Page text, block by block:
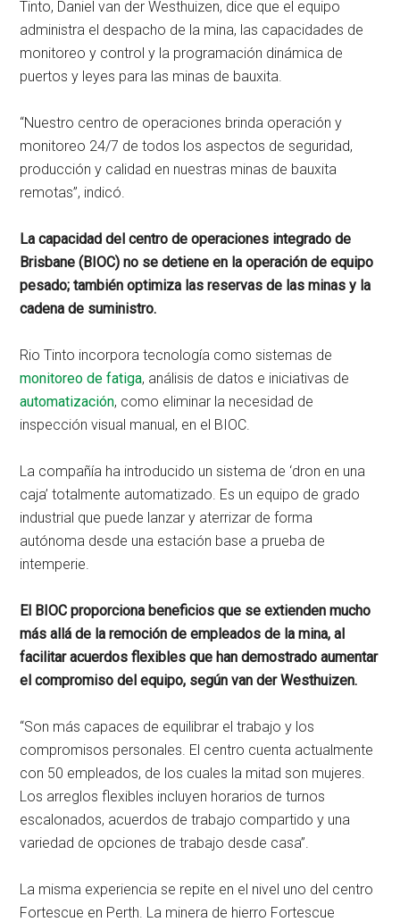
Tinto, Daniel van der Westhuizen, dice que el equipo
administra el despacho de la mina, las capacidades de
monitoreo y control y la programación dinámica de
puertos y leyes para las minas de bauxita.
“Nuestro centro de operaciones brinda operación y
monitoreo 24/7 de todos los aspectos de seguridad,
producción y calidad en nuestras minas de bauxita
remotas”, indicó.
La capacidad del centro de operaciones integrado de
Brisbane (BIOC) no se detiene en la operación de equipo
pesado; también optimiza las reservas de las minas y la
cadena de suministro.
Rio Tinto incorpora tecnología como sistemas de
monitoreo de fatiga, análisis de datos e iniciativas de
automatización, como eliminar la necesidad de
inspección visual manual, en el BIOC.
La compañía ha introducido un sistema de ‘dron en una
caja’ totalmente automatizado. Es un equipo de grado
industrial que puede lanzar y aterrizar de forma
autónoma desde una estación base a prueba de
intemperie.
El BIOC proporciona beneficios que se extienden mucho
más allá de la remoción de empleados de la mina, al
facilitar acuerdos flexibles que han demostrado aumentar
el compromiso del equipo, según van der Westhuizen.
“Son más capaces de equilibrar el trabajo y los
compromisos personales. El centro cuenta actualmente
con 50 empleados, de los cuales la mitad son mujeres.
Los arreglos flexibles incluyen horarios de turnos
escalonados, acuerdos de trabajo compartido y una
variedad de opciones de trabajo desde casa”.
La misma experiencia se repite en el nivel uno del centro
Fortescue en Perth. La minera de hierro Fortescue